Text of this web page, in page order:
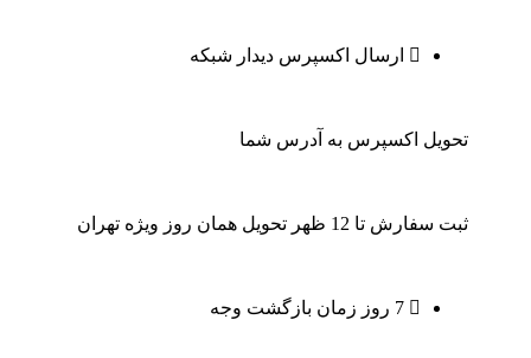
ارسال اکسپرس دیدار شبکه
تحویل اکسپرس به آدرس شما
ثبت سفارش تا 12 ظهر تحویل همان روز ویژه تهران
7 روز زمان بازگشت وجه